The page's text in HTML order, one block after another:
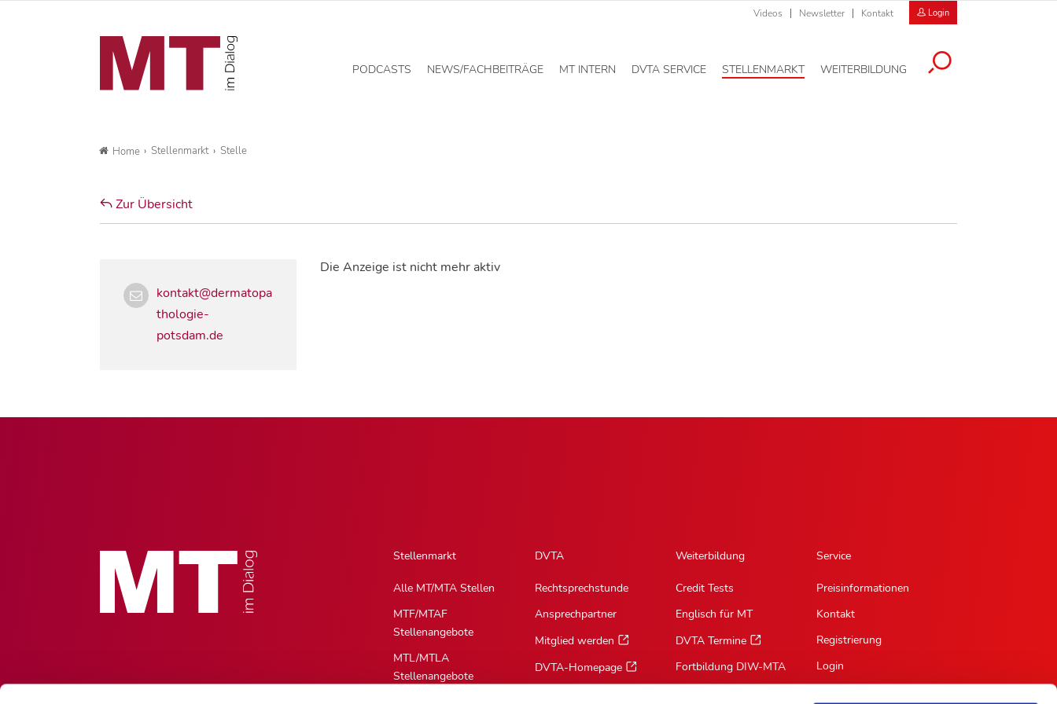
Videos Newsletter Kontakt Login
PODCASTS NEWS/FACHBEITRÄGE MT INTERN DVTA SERVICE STELLENMARKT WEITERBILDUNG
Home Stellenmarkt Stelle
Zur Übersicht
kontakt@dermatopa
thologie-
potsdam.de
Die Anzeige ist nicht mehr aktiv
Stellenmarkt
Alle MT/MTA Stellen
MTF/MTAF
Stellenangebote
MTL/MTLA
Stellenangebote
DVTA
Rechtsprechstunde
Ansprechpartner
Mitglied werden
DVTA-Homepage
Weiterbildung
Credit Tests
Englisch für MT
DVTA Termine
Fortbildung DIW-MTA
Service
Preisinformationen
Kontakt
Registrierung
Login